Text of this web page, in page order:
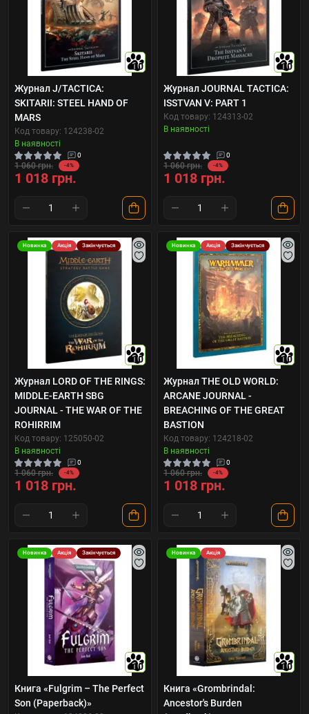
10
Журнал J/TACTICA:
SKITARII: STEEL HAND OF
MARS
Код товару: 124238-02
В наявності
0
1 060 грн. -4%
1 018 грн.
10
Журнал JOURNAL TACTICA:
ISSTVAN V: PART 1
Код товару: 124313-02
В наявності
0
1 060 грн. -4%
1 018 грн.
Новинка Акція Закінчується
10
Журнал LORD OF THE RINGS:
MIDDLE-EARTH SBG
JOURNAL - THE WAR OF THE
ROHIRRIM
Код товару: 125050-02
В наявності
0
1 060 грн. -4%
1 018 грн.
Новинка Акція Закінчується
10
Журнал THE OLD WORLD:
ARCANE JOURNAL -
BREACHING OF THE GREAT
BASTION
Код товару: 124218-02
В наявності
0
1 060 грн. -4%
1 018 грн.
Новинка Акція Закінчується
10
Книга «Fulgrim – The Perfect
Son (Paperback)»
Новинка Акція
10
Книга «Grombrindal:
Ancestor's Burden